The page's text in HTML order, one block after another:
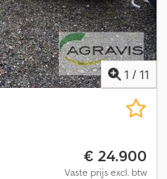
1 / 11
€ 24.900
Vaste prijs excl. btw